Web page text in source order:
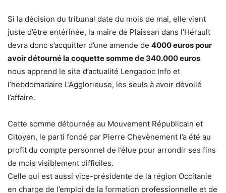
Si la décision du tribunal date du mois de mai, elle vient
juste d’être entérinée, la maire de Plaissan dans l’Hérault
devra donc s’acquitter d’une amende de 4000 euros pour
avoir détourné la coquette somme de 340.000 euros
nous apprend le site d’actualité Lengadoc Info et
l’hebdomadaire L’Agglorieuse, les seuls à avoir dévoilé
l’affaire.
Cette somme détournée au Mouvement Républicain et
Citoyen, le parti fondé par Pierre Chevènement l’a été au
profit du compte personnel de l’élue pour arrondir ses fins
de mois visiblement difficiles.
Celle qui est aussi vice-présidente de la région Occitanie
en charge de l’emploi de la formation professionnelle et de